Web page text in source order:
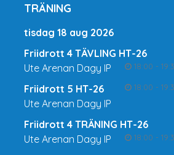
TRÄNING
tisdag 18 aug 2026
Friidrott 4 TÄVLING HT-26
18:00 -
Ute Arenan Dagy IP
Friidrott 5 HT-26
18:00 -
Ute Arenan Dagy IP
Friidrott 4 TRÄNING HT-26
18:00 -
Ute Arenan Dagy IP